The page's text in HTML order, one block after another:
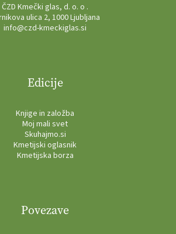
ČZD Kmečki glas, d. o. o .
ulica 2, 1000 Ljubljana
info@czd-kmeckiglas.si
Edicije
Knjige in založba
Moj mali svet
Skuhajmo.si
Kmetijski oglasnik
Kmetijska borza
Povezave